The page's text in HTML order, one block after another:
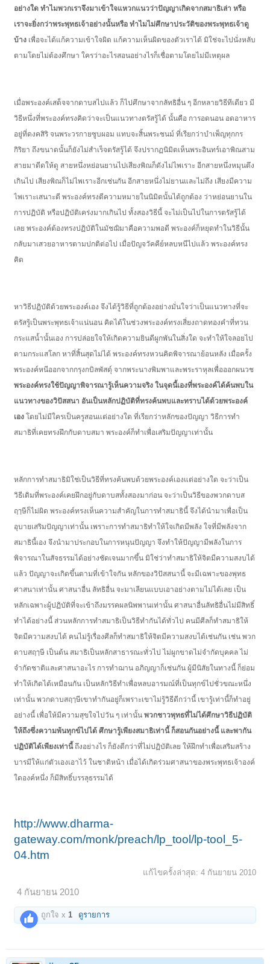
อย่างใด ทำไมพวกเราจึงมาเข้าใจแหวกแนวว่าปัญญาเกิดจากสมาธิเล่า หรือ
เราจะยิ่งกว่าพระพุทธเจ้าอย่างนั้นหรือ ทำไมไม่ศึกษาประวัติของพระพุทธเจ้าดู
บ้าง เพื่อจะได้แก้ความเข้าใจผิด แก้ความเห็นผิดของตัวเราได้ มิใช่จะไปนั่งหลับ
ตามโดยไม่ต้องศึกษา ใครว่าอะไรสอนอย่างไรก็เชื่อตามโดยไม่มีเหตุผล
เมื่อพระองค์เสด็จจากดาบสไปแล้ว ก็ไปศึกษาจากลัทธิอื่น ๆ อีกหลายวิธีทีเดียว มี
วิธีหนึ่งที่พระองค์ทรงคิดว่าจะเป็นแนวทางตรัสรู้ได้ นั้นคือ การอดนอน อดอาหาร
อยู่ที่ดงคสิริ จนพระวรกายซูบผอม แทบจะสิ้นพระชนม์ ที่เรียกว่าบำเพ็ญทุกกร
กิริยา ถึงขนาดนั้นก็ยังไม่สำเร็จตรัสรู้ได้ จึงปรากฏนิมิตเห็นพระอินทร์เอาพิณสาม
สายมาดีดให้ดู สายหนึ่งหย่อนยานไปเสียงพิณก็ดังไม่ไพเราะ อีกสายหนึ่งหมุนตึง
เกินไป เสียงพิณก็ไม่ไพเราะอีกเช่นกัน อีกสายหนึ่งไม่ยานและไม่ถึง เสียงมีความ
ไพเราะเสนาะดี พระองค์ทรงตีความหมายในนิมิตนั้นได้ถูกต้อง ว่าหย่อนยานใน
การปฏิบัติ หรือปฏิบัติเคร่งมากเกินไป ทั้งสองวิธีนี้ จะไม่เป็นไปในการตรัสรู้ได้
เลย พระองค์ต้องทรงปฏิบัติในมัชฌิมาคือความพอดี พระองค์ก็หยุดทำในวิธีนั้น
กลับมาเสวยอาหารตามปกติต่อไป เมื่อปัญจวัคคีย์หลบหนีไปแล้ว พระองค์ทรง
คิด
หาวิธีปฏิบัติด้วยพระองค์เอง จึงได้รู้วิธีที่ถูกต้องอย่างมั่นใจว่าเป็นแนวทางที่จะ
ตรัสรู้เป็นพระพุทธเจ้าแน่นอน คิดได้ในช่วงพระองค์ทรงเสี่ยงถาดทองคำที่ทวน
กระแสน้ำนั้นเอง การปล่อยใจให้เกิดความยินดีผูกพันในสิ่งใด จะทำให้ใจลอยไป
ตามกระแสโลก หาที่สิ้นสุดไม่ได้ พระองค์ทรงหวนคิดพิจารณาย้อนหลัง เมื่อครั้ง
พระองค์หนีออกจากกรุงกบิลพัสดุ์ จากพระนางพิมพาและพระราหุลเพื่อออกผนวช
พระองค์ทรงใช้ปัญญาพิจารณารู้เห็นความจริง ในจุดนี้เองที่พระองค์ได้ค้นพบใน
แนวทางของวิปัสสนา อันเป็นหลักปฏิบัติที่ทรงค้นพบและทราบได้ด้วยพระองค์
เองโดยไม่มีใครเป็นครูสอนแต่อย่างใด ที่เรียกว่าหลักของปัญญา วิธีการทำ
สมาธิที่เคยทรงฝึกกับดาบสมา พระองค์ก็ทำเพื่อเสริมปัญญาเท่านั้น
หลักการทำสมาธิมิใช่เป็นวิธีที่ทรงค้นพบด้วยพระองค์เองแต่อย่างใด จะว่าเป็น
วิธีเดิมที่พระองค์เคยฝึกอยู่กับดาบสทั้งสองมาก่อน จะว่าเป็นวิธีของพวกดาบส
ฤๅษีก็ไม่ผิด พระองค์ทรงเห็นความสำคัญในการทำสมาธินี้ จึงได้นำมาเพื่อเป็น
อุบายเสริมปัญญาเท่านั้น เพราะการทำสมาธิทำให้ใจเกิดมีพลัง ใจที่มีพลังจาก
สมาธินี้เอง จึงนำมาประกอบในการหนุนปัญญา จึงทำให้ปัญญามีพลังในการ
พิจารณาในสัจธรรมได้อย่างชัดเจนมากขึ้น มิใช่ว่าทำสมาธิให้จิตมีความสงบได้
แล้ว ปัญญาจะเกิดขึ้นตามที่เข้าใจกัน หลักของวิปัสสนานี้ จะมีเฉพาะของพุทธ
ศาสนาเท่านั้น ศาสนาอื่น ลัทธิอื่น จะมาเลียนแบบเอาอย่างตามไม่ได้เลย เป็น
หลักเฉพาะผู้ปฏิบัติที่จะเข้าถึงมรรคผลนิพพานเท่านั้น ศาสนาอื่นลัทธิอื่นไม่มีสิทธิ์
ทำได้อย่างนี้ ส่วนหลักการทำสมาธิเป็นวิธีทำกันได้ทั่วไป คนมีศีลก็ทำสมาธิให้
จิตมีความสงบได้ คนไม่รู้เรื่องศีลก็ทำสมาธิให้จิตมีความสงบได้เช่นกัน เช่น พวก
ดาบสฤๅษี เป็นต้น สมาธิเป็นหลักสาธารณะทั่วไป ไม่ผูกขาดไม่จำกัดบุคคล ไม่
จำกัดชาติและศาสนาอะไร การทำฌาน อภิญญาก็เช่นกัน ผู้มีนิสัยในทางนี้ ก็ย่อม
ทำให้เกิดได้เหมือนกัน เป็นหลักวิธีทำเพื่อหลบอารมณ์ที่เป็นทุกข์ไปชั่วขณะหนึ่ง
เท่านั้น พวกดาบสฤๅษีเขาทำกันอยู่ก็เพราะเขาไม่รู้วิธีดีกว่านี้ เขารู้เท่านี้ก็ทำอยู่
อย่างนี้ เพื่อให้มีความสุขใจไปวัน ๆ เท่านั้นพวกชาวพุทธที่ไม่ได้ศึกษาวิธีปฏิบัติ
ให้ถึงซึ่งความพ้นทุกข์ไปได้ ศึกษารู้เพียงสมาธิเท่านี้ ก็สอนกันอย่างนี้ และพากัน
ปฏิบัติได้เพียงเท่านี้ถึงอย่างไร ก็ยังดีกว่าที่ไม่ปฏิบัติเลย ให้ฝึกทำเพื่อเสริมสร้าง
บารมีให้แก่ตัวเองเอาไว้ ในชาติหน้า เมื่อได้เกิดร่วมศาสนาของพระพุทธเจ้าองค์
ใดองค์หนึ่ง ก็มีสิทธิ์บรรลุธรรมได้
http://www.dharma-
gateway.com/monk/preach/lp_tool/lp-tool_5-
04.htm
แก้ไขครั้งล่าสุด: 4 กันยายน 2010
4 กันยายน 2010
ถูกใจ x 1 ดูรายการ